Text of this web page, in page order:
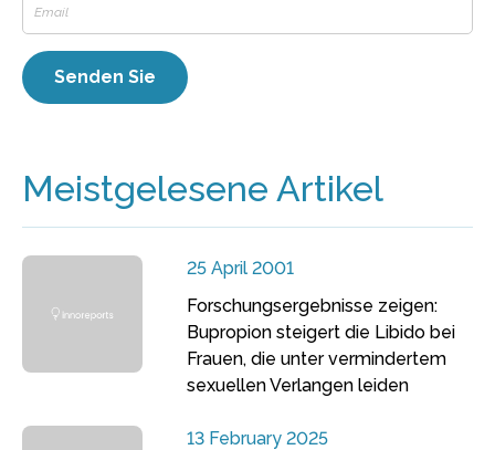
Meistgelesene Artikel
25 April 2001
Forschungsergebnisse zeigen:
Bupropion steigert die Libido bei
Frauen, die unter vermindertem
sexuellen Verlangen leiden
13 February 2025